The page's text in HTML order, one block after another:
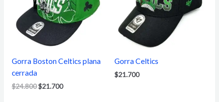
Gorra Boston Celtics plana
cerrada
$24.800$21.700
Gorra Celtics
$21.700